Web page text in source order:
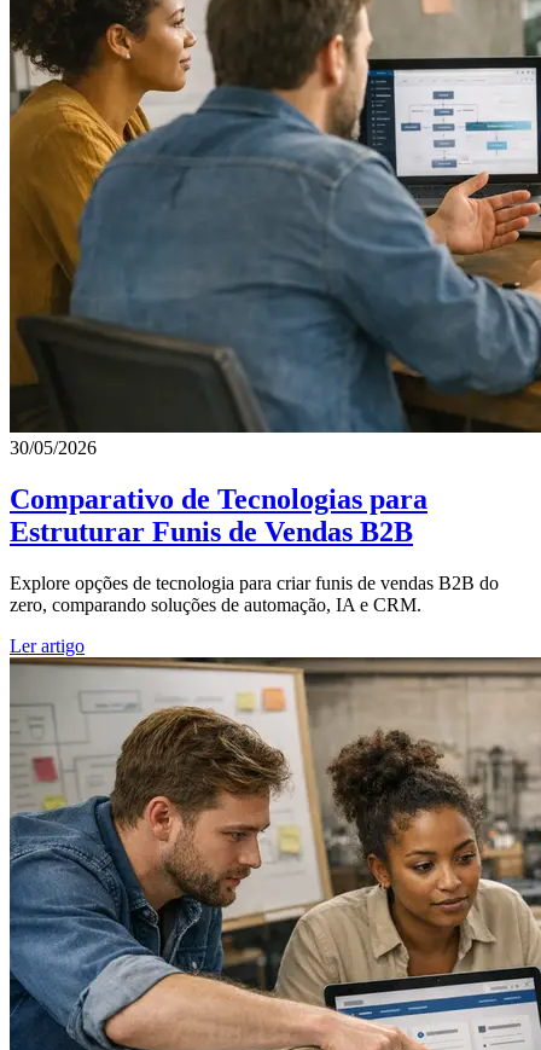
30/05/2026
Comparativo de Tecnologias para
Estruturar Funis de Vendas B2B
Explore opções de tecnologia para criar funis de vendas B2B do
zero, comparando soluções de automação, IA e CRM.
Ler artigo